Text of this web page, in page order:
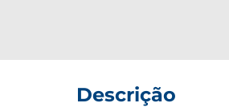
Descrição